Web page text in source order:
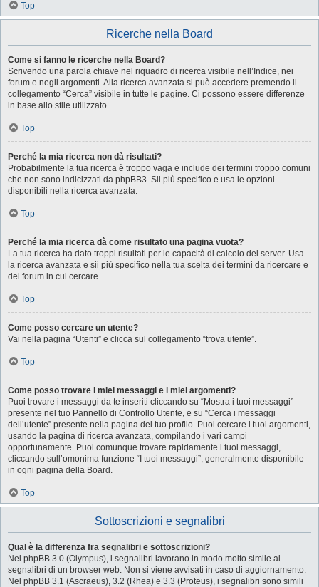
Top
Ricerche nella Board
Come si fanno le ricerche nella Board?
Scrivendo una parola chiave nel riquadro di ricerca visibile nell’Indice, nei
forum e negli argomenti. Alla ricerca avanzata si può accedere premendo il
collegamento “Cerca” visibile in tutte le pagine. Ci possono essere differenze
in base allo stile utilizzato.
Top
Perché la mia ricerca non dà risultati?
Probabilmente la tua ricerca è troppo vaga e include dei termini troppo comuni
che non sono indicizzati da phpBB3. Sii più specifico e usa le opzioni
disponibili nella ricerca avanzata.
Top
Perché la mia ricerca dà come risultato una pagina vuota?
La tua ricerca ha dato troppi risultati per le capacità di calcolo del server. Usa
la ricerca avanzata e sii più specifico nella tua scelta dei termini da ricercare e
dei forum in cui cercare.
Top
Come posso cercare un utente?
Vai nella pagina “Utenti” e clicca sul collegamento “trova utente”.
Top
Come posso trovare i miei messaggi e i miei argomenti?
Puoi trovare i messaggi da te inseriti cliccando su “Mostra i tuoi messaggi”
presente nel tuo Pannello di Controllo Utente, e su “Cerca i messaggi
dell’utente” presente nella pagina del tuo profilo. Puoi cercare i tuoi argomenti,
usando la pagina di ricerca avanzata, compilando i vari campi
opportunamente. Puoi comunque trovare rapidamente i tuoi messaggi,
cliccando sull’omonima funzione “I tuoi messaggi”, generalmente disponibile
in ogni pagina della Board.
Top
Sottoscrizioni e segnalibri
Qual è la differenza fra segnalibri e sottoscrizioni?
Nel phpBB 3.0 (Olympus), i segnalibri lavorano in modo molto simile ai
segnalibri di un browser web. Non si viene avvisati in caso di aggiornamento.
Nel phpBB 3.1 (Ascraeus), 3.2 (Rhea) e 3.3 (Proteus), i segnalibri sono simili